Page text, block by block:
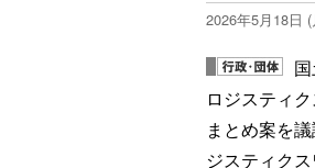
2026年5月18日
ロジスティ
まとめ案を
ジスティク